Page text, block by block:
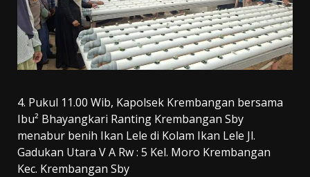
4. Pukul 11.00 Wib, Kapolsek Krembangan bersama
Ibu² Bhayangkari Ranting Krembangan Sby
menabur benih Ikan Lele di Kolam Ikan Lele Jl.
Gadukan Utara V A Rw : 5 Kel. Moro Krembangan
Kec. Krembangan Sby